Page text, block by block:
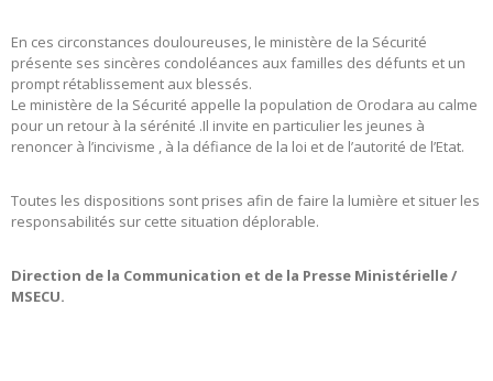
En ces circonstances douloureuses, le ministère de la Sécurité
présente ses sincères condoléances aux familles des défunts et un
prompt rétablissement aux blessés.
Le ministère de la Sécurité appelle la population de Orodara au calme
pour un retour à la sérénité .Il invite en particulier les jeunes à
renoncer à l’incivisme , à la défiance de la loi et de l’autorité de l’Etat.
Toutes les dispositions sont prises afin de faire la lumière et situer les
responsabilités sur cette situation déplorable.
Direction de la Communication et de la Presse Ministérielle /
MSECU.